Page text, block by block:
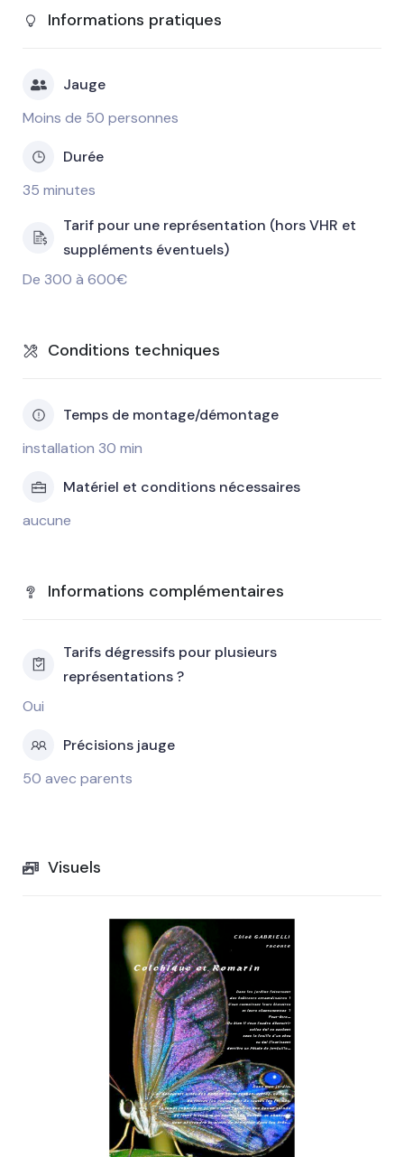
Informations pratiques
Jauge
Moins de 50 personnes
Durée
35 minutes
Tarif pour une représentation (hors VHR et
suppléments éventuels)
De 300 à 600€
Conditions techniques
Temps de montage/démontage
installation 30 min
Matériel et conditions nécessaires
aucune
Informations complémentaires
Tarifs dégressifs pour plusieurs
représentations ?
Oui
Précisions jauge
50 avec parents
Visuels